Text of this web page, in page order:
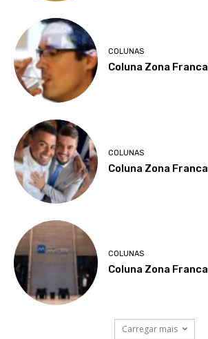
COLUNAS
Coluna Zona Franca
COLUNAS
Coluna Zona Franca
COLUNAS
Coluna Zona Franca
Carregar mais